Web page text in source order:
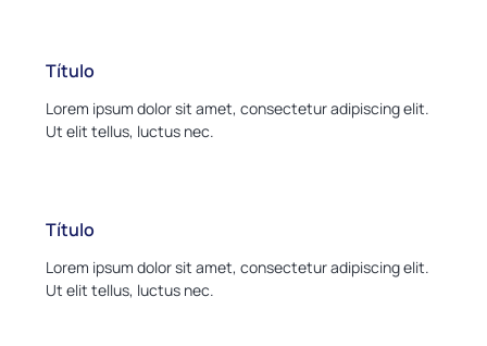
Título
Lorem ipsum dolor sit amet, consectetur adipiscing elit.
Ut elit tellus, luctus nec.
Título
Lorem ipsum dolor sit amet, consectetur adipiscing elit.
Ut elit tellus, luctus nec.